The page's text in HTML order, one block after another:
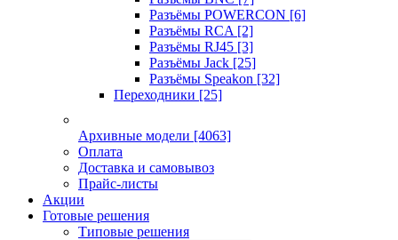
Разъёмы POWERCON [6]
Разъёмы RCA [2]
Разъёмы RJ45 [3]
Разъёмы Jack [25]
Разъёмы Speakon [32]
Переходники [25]
Архивные модели [4063]
Оплата
Доставка и самовывоз
Прайс-листы
Акции
Готовые решения
Типовые решения